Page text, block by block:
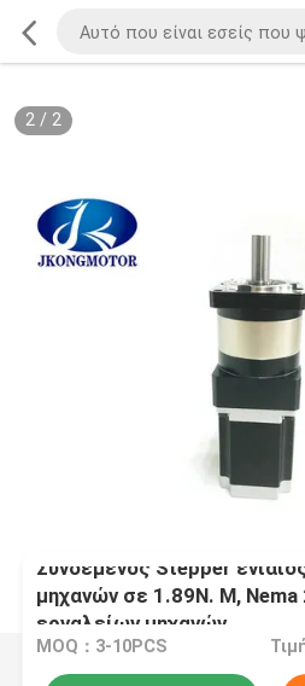
2/ 2
Συνδεμένος Stepper
μηχανών σε 1.89N. Μ,
εργαλείων μηχανών
MOQ：3-10PCS